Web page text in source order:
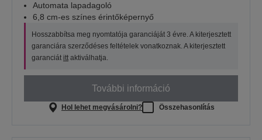
Automata lapadagoló
6,8 cm-es színes érintőképernyő
Hosszabbítsa meg nyomtatója garanciáját 3 évre. A kiterjesztett
garanciára szerződéses feltételek vonatkoznak. A kiterjesztett
garanciát itt aktiválhatja.
További információ
Hol lehet megvásárolni? Összehasonlítás